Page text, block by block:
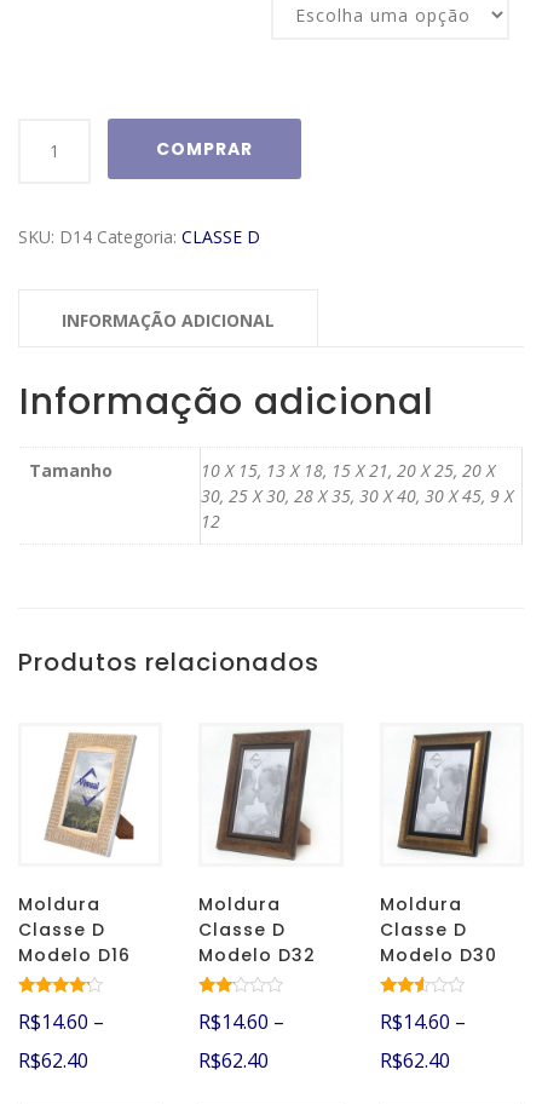
Modelo
COMPRAR
SKU: D14 Categoria: CLASSE D
INFORMAÇÃO ADICIONAL
Informação adicional
Tamanho
10 X 15, 13 X 18, 15 X 21, 20 X 25, 20 X
30, 25 X 30, 28 X 35, 30 X 40, 30 X 45, 9 X
12
Produtos relacionados
Moldura
Classe D
Modelo D16
4.00
R$14.60 –
R$62.40
Moldura
Classe D
Modelo D32
iação
de 5
R$14.60 –
R$62.40
Moldura
Classe D
Modelo D30
ção
de 5
R$14.60 –
R$62.40